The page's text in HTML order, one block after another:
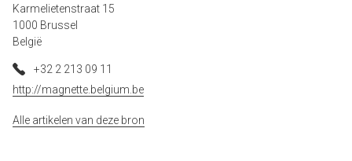
Karmelietenstraat 15
1000 Brussel
België
+32 2 213 09 11
http://magnette.belgium.be
Alle artikelen van deze bron